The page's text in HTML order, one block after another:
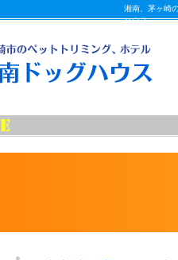
湘南、茅ヶ崎
ハウス